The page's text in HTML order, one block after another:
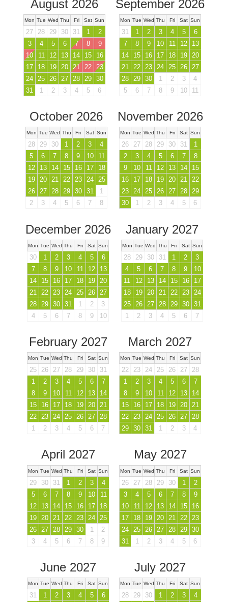
August 2026
Mon Tue Wed Thu Fri Sat Sun
27 28 29 30 31 1
2
3
4 5 6 7 8
9
10
11 12 13 14 15
16
17
18 19 20 21 22 23
24 25 26 27 28 29 30
31
1 2 3 4 5 6
September 2026
Mon Tue Wed Thu Fri Sat Sun
31 1 2 3 4 5
6
7
8 9 10 11 12
13
14
15 16 17 18 19 20
21 22 23 24 25 26 27
28 29 30 1 2 3
4
5
6 7 8 9 10 11
October 2026
Mon Tue Wed Thu Fri Sat Sun
28 29 30 1 2 3
4
5
6 7 8 9 10
11
12
13 14 15 16 17
18
19
20 21 22 23 24
25
26
27 28 29 30 31
1
2
3 4 5 6 7 8
November 2026
Mon Tue Wed Thu Fri Sat Sun
26 27 28 29 30 31
1
2
3 4 5 6 7
8
9
10 11 12 13 14
15
16
17 18 19 20 21 22
23 24 25 26 27 28 29
30
1 2 3 4 5 6
December 2026
Mon Tue Wed Thu Fri Sat Sun
30 1 2 3 4 5
6
7
8 9 10 11 12
13
14
15 16 17 18 19
20
21
22 23 24 25 26
27
28
29 30 31 1 2
3
4
5 6 7 8 9 10
January 2027
Mon Tue Wed Thu Fri Sat Sun
28 29 30 31 1 2
3
4
5 6 7 8 9
10
11
12 13 14 15 16
17
18
19 20 21 22 23
24
25
26 27 28 29 30
31
1
2 3 4 5 6 7
February 2027
Mon Tue Wed Thu Fri Sat Sun
25 26 27 28 29 30
31
1
2 3 4 5 6
7
8
9 10 11 12 13
14
15
16 17 18 19 20 21
22 23 24 25 26 27 28
1
2 3 4 5 6 7
March 2027
Mon Tue Wed Thu Fri Sat Sun
22 23 24 25 26 27
28
1
2 3 4 5 6
7
8
9 10 11 12 13
14
15
16 17 18 19 20 21
22 23 24 25 26 27 28
29 30 31 1 2 3 4
April 2027
Mon Tue Wed Thu Fri Sat Sun
29 30 31 1 2 3
4
5
6 7 8 9 10
11
12
13 14 15 16 17
18
19
20 21 22 23 24
25
26
27 28 29 30 1
2
3
4 5 6 7 8 9
May 2027
Mon Tue Wed Thu Fri Sat Sun
26 27 28 29 30 1
2
3
4 5 6 7 8
9
10
11 12 13 14 15
16
17
18 19 20 21 22
23
24
25 26 27 28 29 30
31
1 2 3 4 5 6
June 2027
Mon Tue Wed Thu Fri Sat Sun
31 1 2 3 4 5
6
July 2027
Mon Tue Wed Thu Fri Sat Sun
28 29 30 1 2 3
4